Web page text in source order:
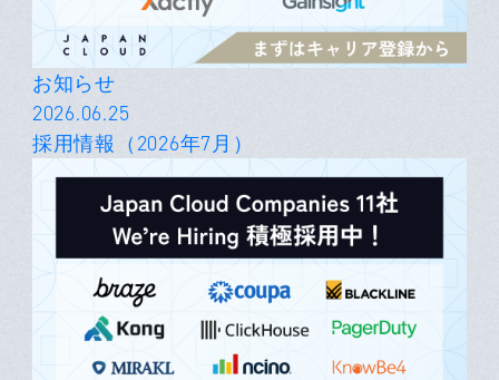
お知らせ
2026.06.25
採用情報（2026年7月）